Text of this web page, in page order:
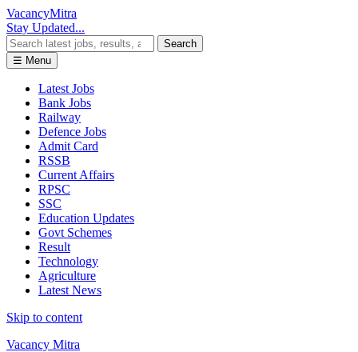
VacancyMitra
Stay Updated...
Search
☰ Menu
Latest Jobs
Bank Jobs
Railway
Defence Jobs
Admit Card
RSSB
Current Affairs
RPSC
SSC
Education Updates
Govt Schemes
Result
Technology
Agriculture
Latest News
Skip to content
Vacancy Mitra